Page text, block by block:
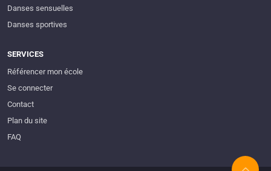
Danses sensuelles
Danses sportives
SERVICES
Référencer mon école
Se connecter
Contact
Plan du site
FAQ